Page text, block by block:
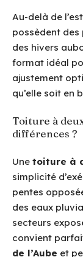
Au-delà de
possèdent des
des hivers
format idéal
ajustement
qu’elle soit en
Toiture à
différences ?
Une toiture à
simplicité
pentes
des eaux
secteurs
convient
de l’Aube et